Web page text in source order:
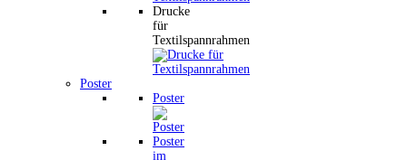
Drucke
für
Textilspannrahmen
Poster
Poster
Poster
im